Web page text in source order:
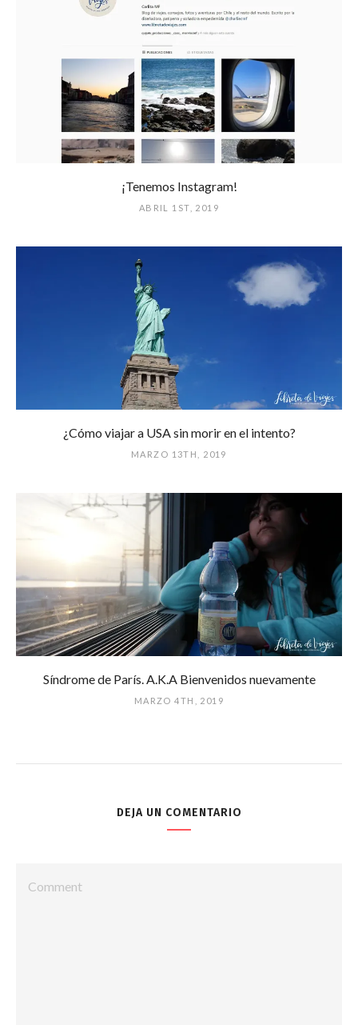
¡Tenemos Instagram!
ABRIL 1ST, 2019
¿Cómo viajar a USA sin morir en el intento?
MARZO 13TH, 2019
Síndrome de París. A.K.A Bienvenidos nuevamente
MARZO 4TH, 2019
DEJA UN COMENTARIO